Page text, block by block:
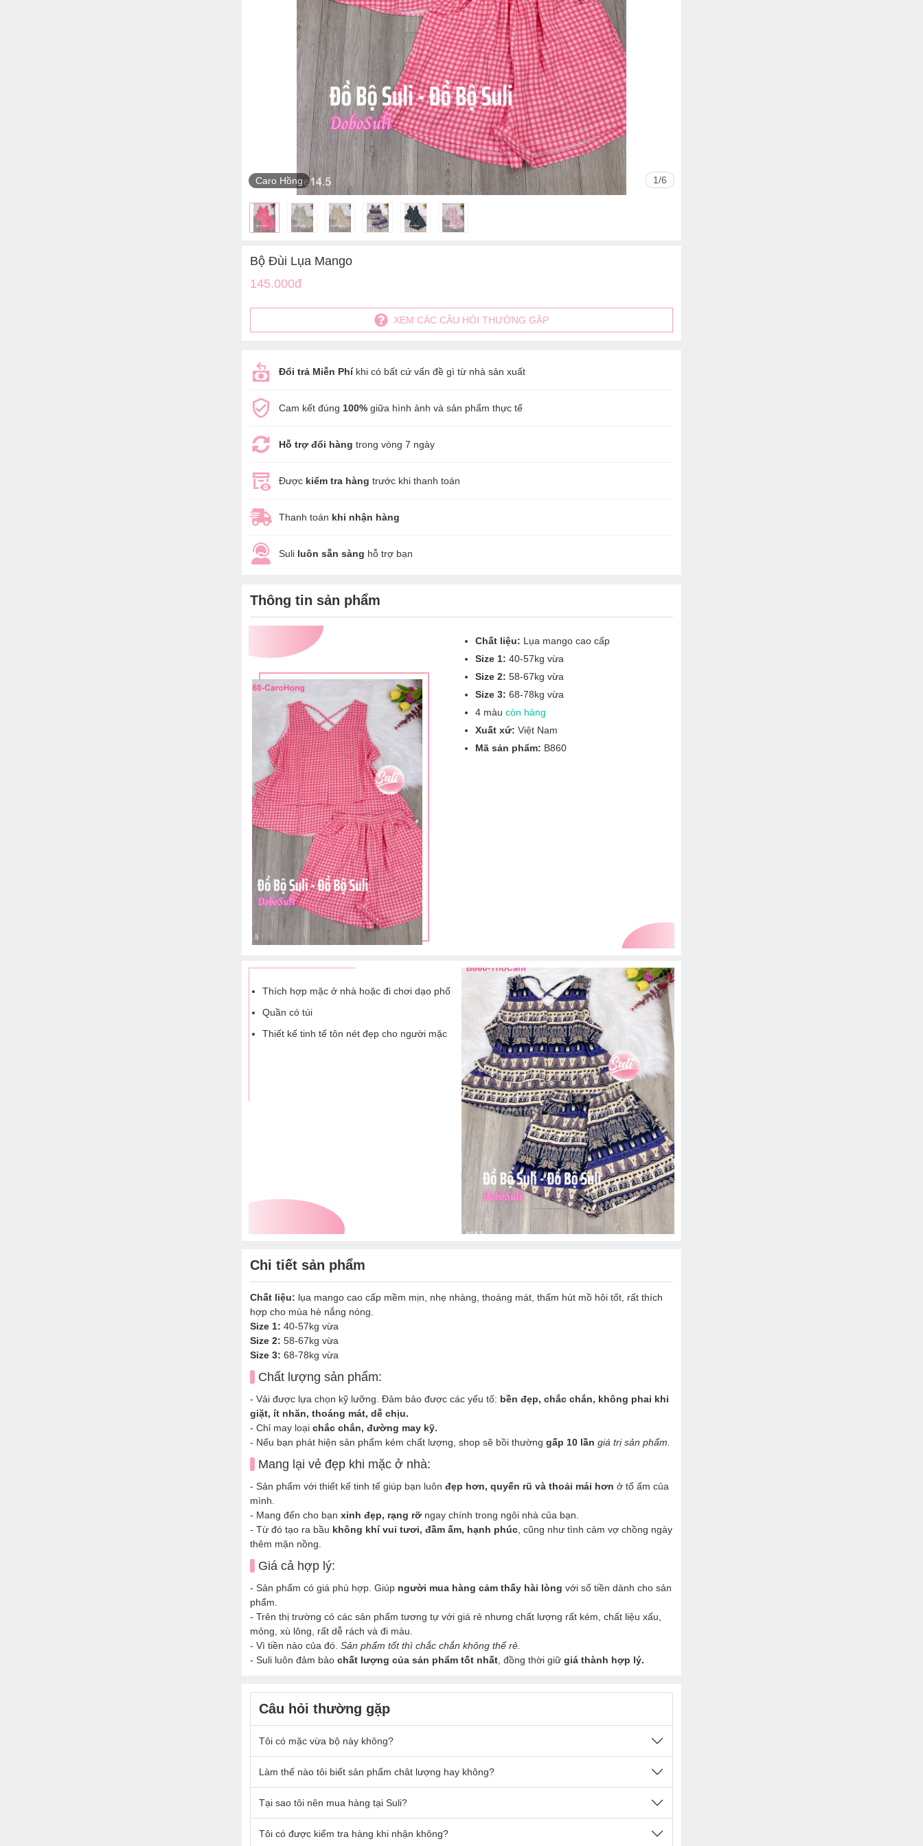
1/6
Caro Hồng
Bộ Đùi Lụa Mango
145.000đ
XEM CÁC CÂU HỎI THƯỜNG GẶP
Đổi trả Miễn Phíkhi có bất cứ vấn đề gì từ nhà sản xuất
Cam kết đúng 100% giữa hình ảnh và sản phẩm thực tế
Hỗ trợ đổi hàng trong vòng 7 ngày
Được kiểm tra hàng trước khi thanh toán
Thanh toán khi nhận hàng
Suli luôn sẵn sàng hỗ trợ bạn
Thông tin sản phẩm
Chất liệu: Lụa mango cao cấp
Size 1: 40-57kg vừa
Size 2: 58-67kg vừa
Size 3: 68-78kg vừa
4 màu còn hàng
Xuất xứ: Việt Nam
Mã sản phẩm: B860
Thích hợp mặc ở nhà hoặc đi chơi dạo phố
Quần có túi
Thiết kế tinh tế tôn nét đẹp cho người mặc
Chi tiết sản phẩm
Chất liệu: lụa mango cao cấp mềm mịn, nhẹ nhàng, thoáng mát, thấm hút mồ hôi tốt, rất thích
hợp cho mùa hè nắng nóng.
Size 1: 40-57kg vừa
Size 2: 58-67kg vừa
Size 3: 68-78kg vừa
Chất lượng sản phẩm:
- Vải được lựa chọn kỹ lưỡng. Đảm bảo được các yếu tố: bền đẹp, chắc chắn, không phai khi
giặt, ít nhăn, thoáng mát, dễ chịu.
- Chỉ may loại chắc chắn, đường may kỹ.
- Nếu bạn phát hiện sản phẩm kém chất lượng, shop sẽ bồi thường gấp 10 lần giá trị sản phẩm.
Mang lại vẻ đẹp khi mặc ở nhà:
- Sản phẩm với thiết kế tinh tế giúp bạn luôn đẹp hơn, quyến rũ và thoải mái hơn ở tổ ấm của
mình.
- Mang đến cho bạn xinh đẹp, rạng rỡ ngay chính trong ngôi nhà của bạn.
- Từ đó tạo ra bầu không khí vui tươi, đầm ấm, hạnh phúc , cũng như tình cảm vợ chồng ngày
thêm mặn nồng.
Giá cả hợp lý:
- Sản phẩm có giá phù hợp. Giúp người mua hàng cảm thấy hài lòng với số tiền dành cho sản
phẩm.
- Trên thị trường có các sản phẩm tương tự với giá rẻ nhưng chất lượng rất kém, chất liệu xấu,
mỏng, xù lông, rất dễ rách và đi màu.
- Vì tiền nào của đó. Sản phẩm tốt thì chắc chắn không thể rẻ.
- Suli luôn đảm bảo chất lượng của sản phẩm tốt nhất , đồng thời giữ giá thành hợp lý.
Câu hỏi thường gặp
Tôi có mặc vừa bộ này không?
Nếu quý khách có cân nặng nằm trong số kg ở mô tả sản phẩm thì sẽ mặc vừa đẹp ạ.
Sản phẩm được thiết kế thoải mái phù hợp cho tất cả mọi người.
Đồng thời bạn có thể để ước lượng từ số đo của người mẫu trong ảnh sản phẩm. Mẫu cao
Làm thế nào tôi biết sản phẩm chât lượng hay không?
- Chất vải tại Suli luôn làchất vải loại 1 cao cấp
, được lựa chọn kỹ lưỡng. Đảm bảo các yếu
tố:bền đẹp, không xù lông, không phai màu, ít nhăn, thoáng mát, dễ chịu.
- Đường maychắc chắn, kỹ lưỡng .
Tại sao tôi nên mua hàng tại Suli?
- Suli có nhiều năm kinh nghiệm trong ngành thời trang đồ mặc nhà. Với sự thấu hiểu nhu
Tôi có được kiểm tra hàng khi nhận không?